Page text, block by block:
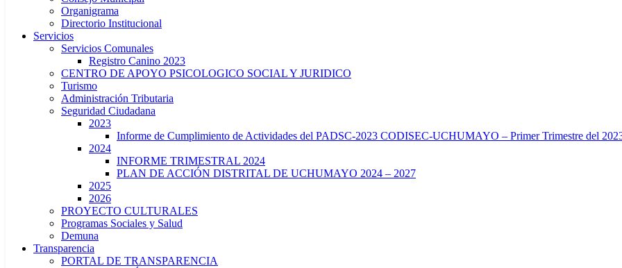
Organigrama
Directorio Institucional
Servicios
Servicios Comunales
Registro Canino 2023
CENTRO DE APOYO PSICOLOGICO SOCIAL Y JURIDICO
Turismo
Administración Tributaria
Seguridad Ciudadana
2023
Informe de Cumplimiento de Actividades del PADSC-2023 CODISEC-UCHUMAYO – Primer Trimestre del
2024
INFORME TRIMESTRAL 2024
PLAN DE ACCIÓN DISTRITAL DE UCHUMAYO 2024 – 2027
2025
2026
PROYECTO CULTURALES
Programas Sociales y Salud
Demuna
Transparencia
PORTAL DE TRANSPARENCIA